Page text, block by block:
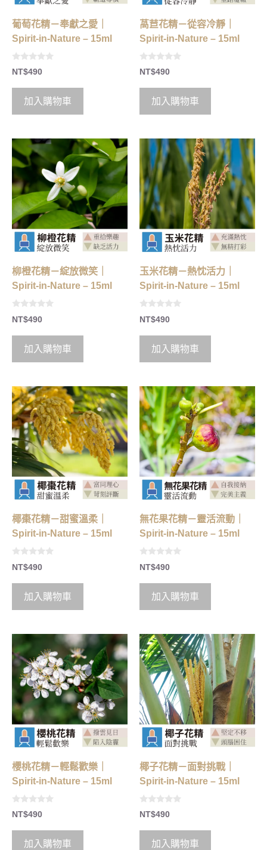
葡萄花精－奉獻之愛｜
Spirit-in-Nature – 15ml
0
o
5
NT$490
加入購物車
萵苣花精－從容冷靜｜
Spirit-in-Nature – 15ml
0
o
5
NT$490
加入購物車
柳橙花精－綻放微笑｜
Spirit-in-Nature – 15ml
0
o
5
NT$490
加入購物車
玉米花精－熱忱活力｜
Spirit-in-Nature – 15ml
0
o
5
NT$490
加入購物車
椰棗花精－甜蜜溫柔｜
Spirit-in-Nature – 15ml
0
o
t
5
NT$490
加入購物車
無花果花精－靈活流動｜
Spirit-in-Nature – 15ml
0
o
t
5
NT$490
加入購物車
櫻桃花精－輕鬆歡樂｜
Spirit-in-Nature – 15ml
0
oNT$490
加入購物車
椰子花精－面對挑戰｜
Spirit-in-Nature – 15ml
0
oNT$490
加入購物車